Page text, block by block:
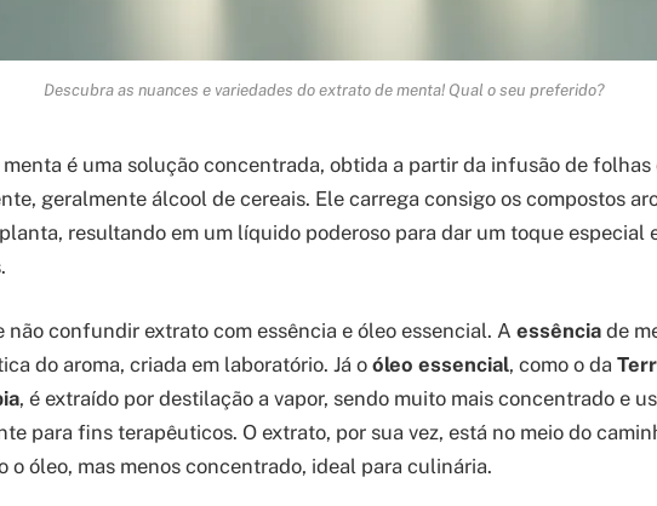
Descubra as nuances e variedades do extrato de menta! Qual o seu preferido?
menta é uma solução concentrada, obtida a partir da infusão de folhas
geralmente álcool de cereais. Ele carrega consigo os compostos
resultando em um líquido poderoso para dar um toque especial
não confundir extrato com essência e óleo essencial. A essência de
do aroma, criada em laboratório. Já o óleo essencial, como o da
, é extraído por destilação a vapor, sendo muito mais concentrado e
para fins terapêuticos. O extrato, por sua vez, está no meio do
o óleo, mas menos concentrado, ideal para culinária.